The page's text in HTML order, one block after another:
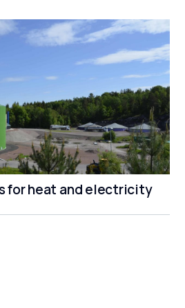
for heat and electricity